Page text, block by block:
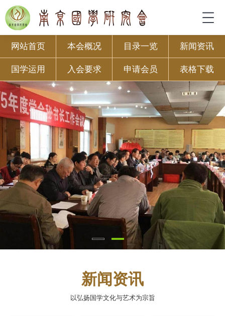
网站首页 本会概况 目录一览 新闻资讯
国学运用 入会要求 申请会员 表格下载
新闻资讯
以弘扬国学文化与艺术为宗旨